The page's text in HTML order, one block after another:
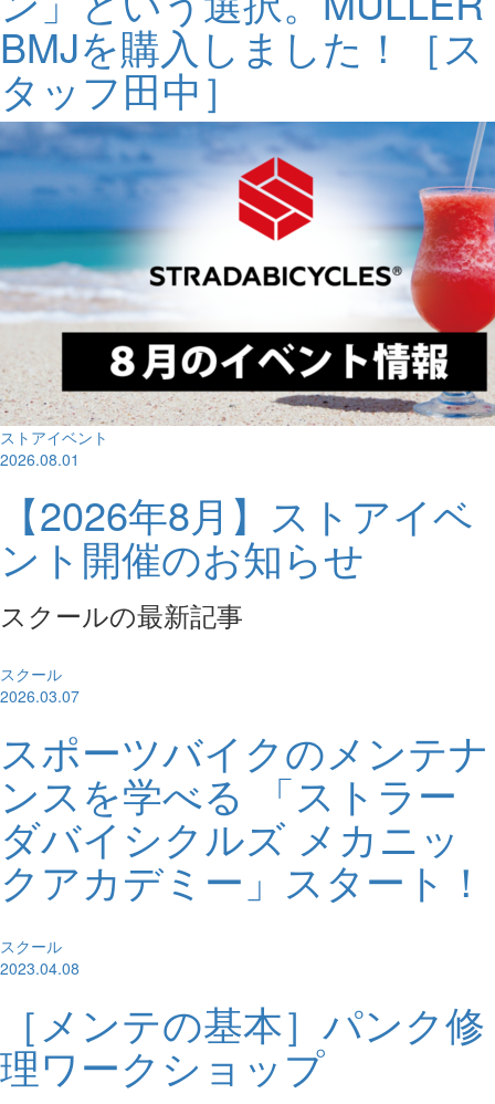
BMJを購入しました！［ス
タッフ田中］
ストアイベント
2026.08.01
【2026年8月】ストアイベ
ント開催のお知らせ
スクールの最新記事
スクール
2026.03.07
スポーツバイクのメンテナ
ンスを学べる 「ストラー
ダバイシクルズ メカニッ
クアカデミー」スタート！
スクール
2023.04.08
［メンテの基本］パンク修
理ワークショップ